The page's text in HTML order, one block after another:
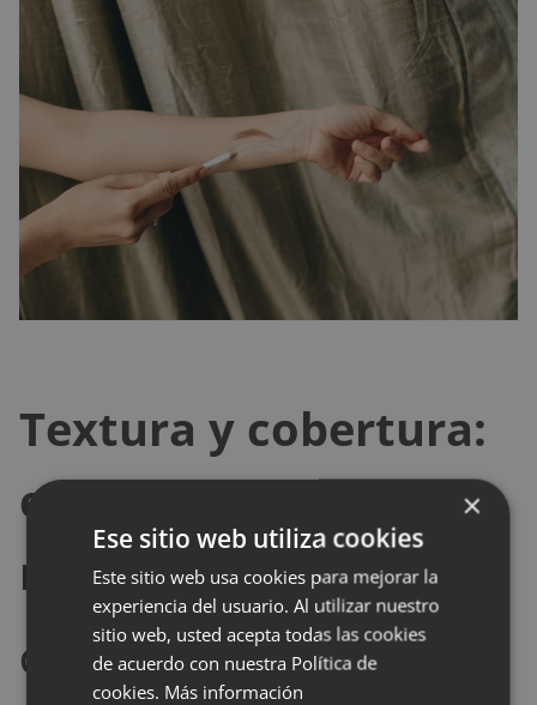
Textura y cobertura:
elige según tus
necesidades
Cobertura ligera
×
Ese sitio web utiliza cookies
Este sitio web usa cookies para mejorar la
experiencia del usuario. Al utilizar nuestro
sitio web, usted acepta todas las cookies
de acuerdo con nuestra Política de
cookies. Más información